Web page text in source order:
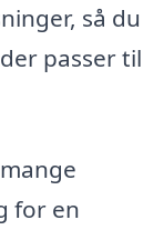
så du
passer til
for en